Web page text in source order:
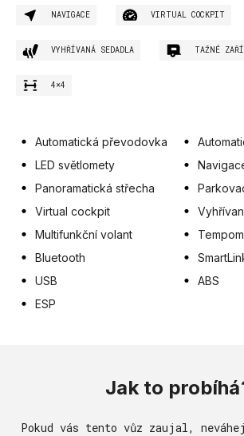
NAVIGACE VIRTUAL COCKPIT
VYHŘÍVANÁ SEDADLA TAŽNÉ
4×4
Automatická převodovka
LED světlomety
Panoramatická střecha
Virtual cockpit
Multifunkční volant
Bluetooth
USB
ABS
ESP
Jak to
Pokud vás tento vůz zaujal,